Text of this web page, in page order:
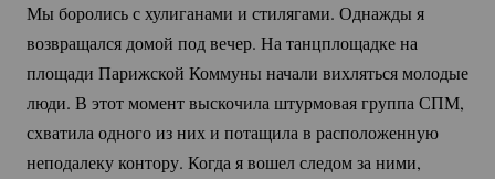
Мы боролись с хулиганами и стилягами. Однажды я
возвращался домой под вечер. На танцплощадке на
площади Парижской Коммуны начали вихляться молодые
люди. В этот момент выскочила штурмовая группа СПМ,
схватила одного из них и потащила в расположенную
неподалеку контору. Когда я вошел следом за ними,